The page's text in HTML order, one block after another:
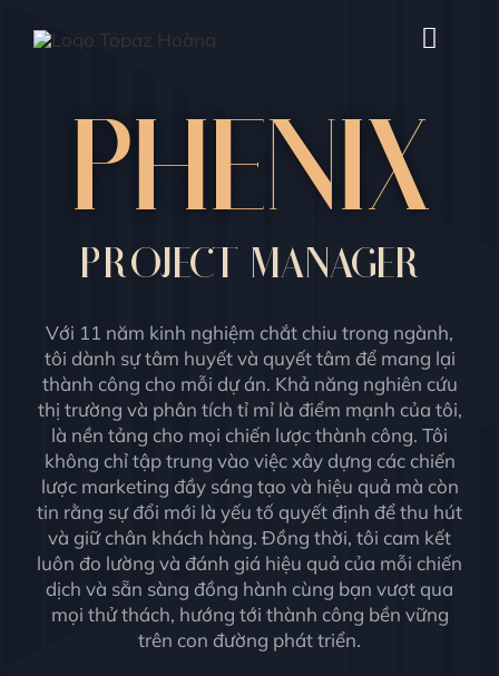
Toggle
About Me
Foundation
Courses
Blogs
My Team
PHENIX
PROJECT MANAGER
Với 11 năm kinh nghiệm chắt chiu trong ngành,
tôi dành sự tâm huyết và quyết tâm để mang lại
thành công cho mỗi dự án. Khả năng nghiên cứu
thị trường và phân tích tỉ mỉ là điểm mạnh của tôi,
là nền tảng cho mọi chiến lược thành công. Tôi
không chỉ tập trung vào việc xây dựng các chiến
lược marketing đầy sáng tạo và hiệu quả mà còn
tin rằng sự đổi mới là yếu tố quyết định để thu hút
và giữ chân khách hàng. Đồng thời, tôi cam kết
luôn đo lường và đánh giá hiệu quả của mỗi chiến
dịch và sẵn sàng đồng hành cùng bạn vượt qua
mọi thử thách, hướng tới thành công bền vững
trên con đường phát triển.